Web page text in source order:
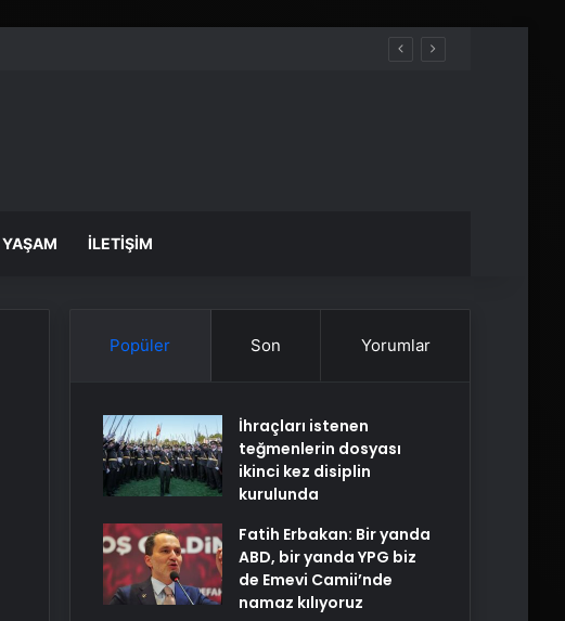
YAŞAM İLETIŞIM
Popüler Son Yorumlar
İhraçları istenen
teğmenlerin dosyası
ikinci kez disiplin
kurulunda
Fatih Erbakan: Bir yanda
ABD, bir yanda YPG biz
de Emevi Camii’nde
namaz kılıyoruz